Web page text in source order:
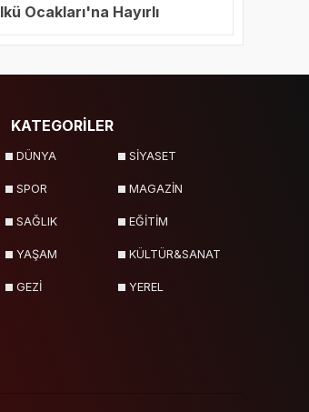
Ocakları'na Hayırlı
KATEGORİLER
DÜNYA SİYASET
SPOR MAGAZİN
SAĞLIK EĞİTİM
YAŞAM KÜLTÜR&SANAT
GEZİ YEREL